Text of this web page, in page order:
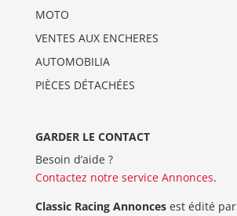
MOTO
VENTES AUX ENCHERES
AUTOMOBILIA
PIÈCES DÉTACHÉES
GARDER LE CONTACT
Besoin d’aide ?
Contactez notre service Annonces.
Classic Racing Annoncesest édité par